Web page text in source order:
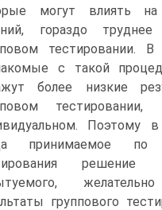
могут влиять на
гораздо
тестировании.
с такой
более низкие
Поэтому в
принимаемое по
группового